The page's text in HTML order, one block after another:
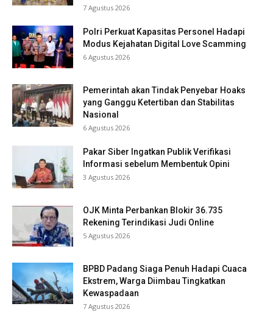
7 Agustus 2026
Polri Perkuat Kapasitas Personel Hadapi
Modus Kejahatan Digital Love Scamming
6 Agustus 2026
Pemerintah akan Tindak Penyebar Hoaks
yang Ganggu Ketertiban dan Stabilitas
Nasional
6 Agustus 2026
Pakar Siber Ingatkan Publik Verifikasi
Informasi sebelum Membentuk Opini
3 Agustus 2026
OJK Minta Perbankan Blokir 36.735
Rekening Terindikasi Judi Online
5 Agustus 2026
BPBD Padang Siaga Penuh Hadapi Cuaca
Ekstrem, Warga Diimbau Tingkatkan
Kewaspadaan
7 Agustus 2026